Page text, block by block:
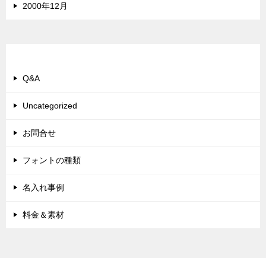
2000年12月
Q&A
Uncategorized
お問合せ
フォントの種類
名入れ事例
料金＆素材